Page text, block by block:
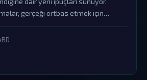
gerçeği örtbas etmek için
olarak görülüyor.